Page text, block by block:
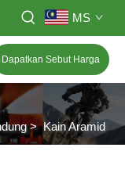
MS
Dapatkan Sebut Harga
>Kain Aramid